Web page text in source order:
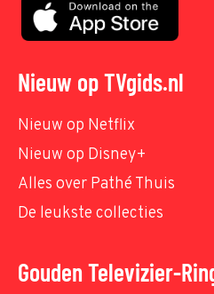
Nieuw op TVgids.nl
Nieuw op Netflix
Nieuw op Disney+
Alles over Pathé Thuis
De leukste collecties
Gouden Televizier-